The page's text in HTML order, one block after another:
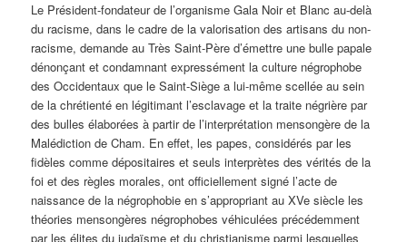
Le Président-fondateur de l’organisme Gala Noir et Blanc au-delà
du racisme, dans le cadre de la valorisation des artisans du non-
racisme, demande au Très Saint-Père d’émettre une bulle papale
dénonçant et condamnant expressément la culture négrophobe
des Occidentaux que le Saint-Siège a lui-même scellée au sein
de la chrétienté en légitimant l’esclavage et la traite négrière par
des bulles élaborées à partir de l’interprétation mensongère de la
Malédiction de Cham. En effet, les papes, considérés par les
fidèles comme dépositaires et seuls interprètes des vérités de la
foi et des règles morales, ont officiellement signé l’acte de
naissance de la négrophobie en s’appropriant au XVe siècle les
théories mensongères négrophobes véhiculées précédemment
par les élites du judaïsme et du christianisme parmi lesquelles